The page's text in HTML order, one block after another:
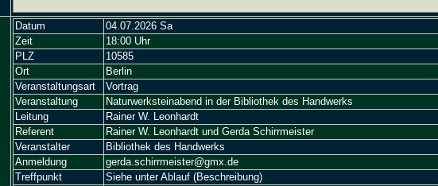
Datum
04.07.2026 Sa
Zeit
18:00 Uhr
PLZ
10585
Ort
Berlin
Veranstaltungsart
Vortrag
Veranstaltung
Naturwerksteinabend in der Bibliothek des Handwerks
Leitung
Rainer W. Leonhardt
Referent
Rainer W. Leonhardt und Gerda Schirrmeister
Veranstalter
Bibliothek des Handwerks
Anmeldung
gerda.schirrmeister@gmx.de
Treffpunkt
Siehe unter Ablauf (Beschreibung)